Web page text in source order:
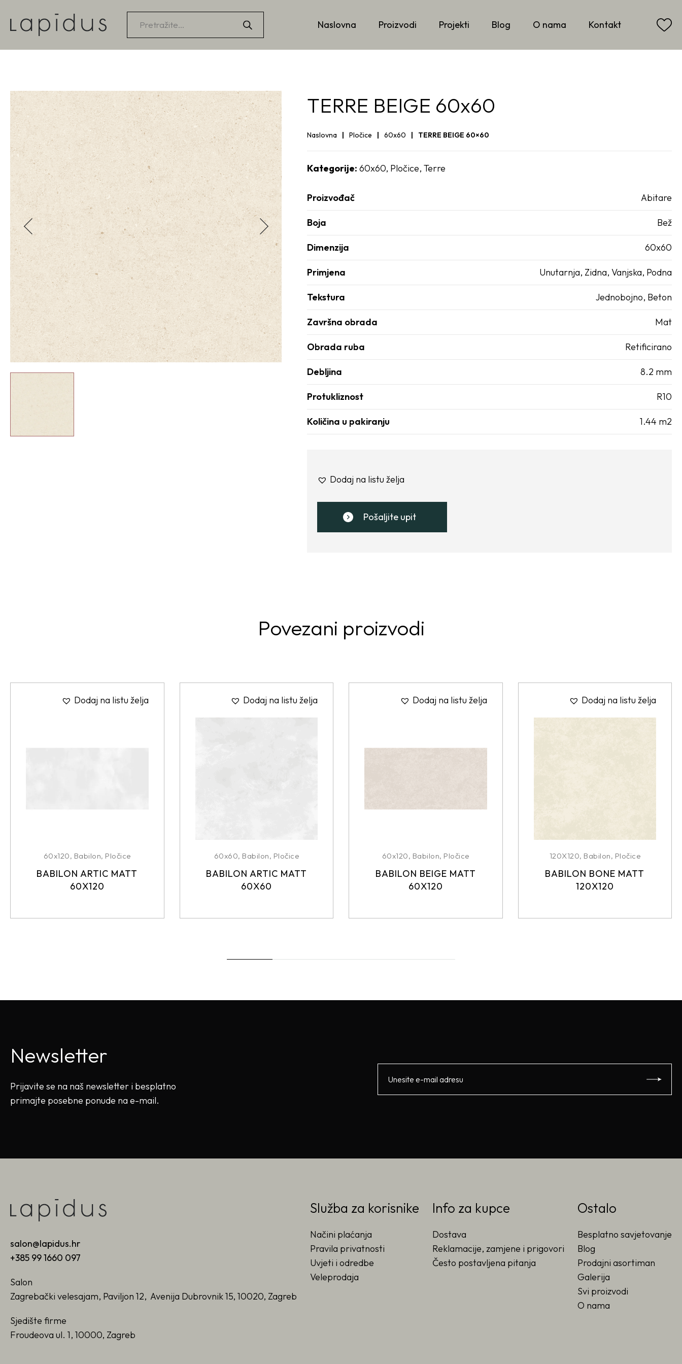
Products
search
Naslovna Proizvodi Projekti Blog O nama Kontakt
TERRE BEIGE 60x60
Naslovna Pločice 60x60 TERRE BEIGE 60×60
Kategorije: 60x60, Pločice, Terre
Proizvođač Abitare
Boja Bež
Dimenzija 60x60
Primjena Unutarnja, Zidna, Vanjska, Podna
Tekstura Jednobojno, Beton
Završna obrada Mat
Obrada ruba Retificirano
Debljina 8.2 mm
Protukliznost R10
Količina u pakiranju 1.44 m2
Dodaj na listu želja
Pošaljite upit
Povezani proizvodi
Dodaj na listu želja
60x120, Babilon, Pločice
BABILON ARTIC MATT
60X120
Dodaj na listu želja
60x60, Babilon, Pločice
BABILON ARTIC MATT
60X60
Dodaj na listu želja
60x120, Babilon, Pločice
BABILON BEIGE MATT
60X120
Dodaj na listu želja
120X120, Babilon, Pločice
BABILON BONE MATT
120X120
Newsletter
Prijavite se na naš newsletter i besplatno
primajte posebne ponude na e-mail.
salon@lapidus.hr
+385 99 1660 097
Salon
Zagrebački velesajam, Paviljon 12, Avenija Dubrovnik 15, 10020, Zagreb
Sjedište firme
Froudeova ul. 1, 10000, Zagreb
Služba za korisnike
Načini plaćanja
Pravila privatnosti
Uvjeti i odredbe
Veleprodaja
Info za kupce
Dostava
Reklamacije, zamjene i prigovori
Često postavljena pitanja
Ostalo
Besplatno savjetovanje
Blog
Prodajni asortiman
Galerija
Svi proizvodi
O nama